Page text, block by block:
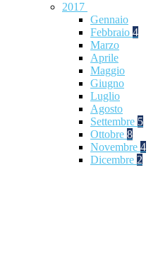
2017
Gennaio
Febbraio 4
Marzo
Aprile
Maggio
Giugno
Luglio
Agosto
Settembre 5
Ottobre 8
Novembre 4
Dicembre 2